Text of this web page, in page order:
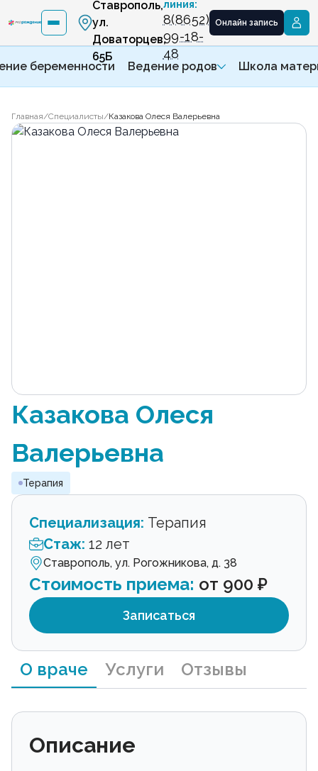
Ставрополь,
ул.
Доваторцев,
65Б
линия:
8(8652)
99-18-
48
Онлайн запись
беременности Ведение родов Школа
Главная/Специалисты/Казакова Олеся Валерьевна
Казакова Олеся
Валерьевна
Терапия
Специализация: Терапия
Стаж: 12 лет
Ставрополь, ул. Рогожникова, д. 38
Стоимость приема: от 900 ₽
Записаться
О враче Услуги Отзывы
Описание